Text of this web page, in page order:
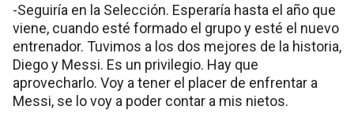
-Seguiría en la Selección. Esperaría hasta el año que
viene, cuando esté formado el grupo y esté el nuevo
entrenador. Tuvimos a los dos mejores de la historia,
Diego y Messi. Es un privilegio. Hay que
aprovecharlo. Voy a tener el placer de enfrentar a
Messi, se lo voy a poder contar a mis nietos.